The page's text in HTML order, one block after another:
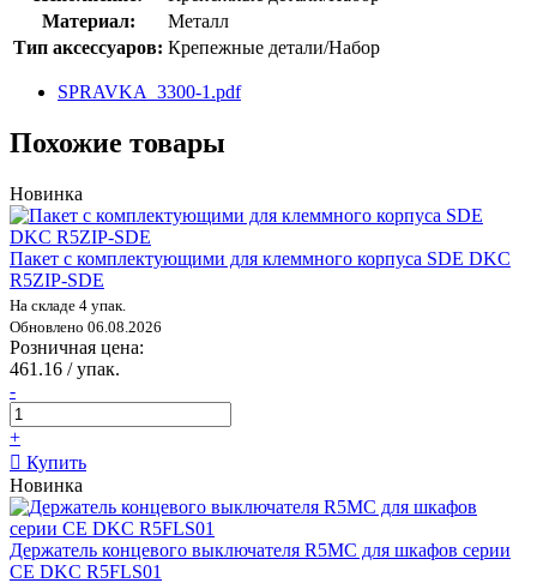
Материал:
Металл
Тип аксессуаров: Крепежные детали/Набор
SPRAVKA_3300-1.pdf
Похожие товары
Новинка
Пакет с комплектующими для клеммного корпуса SDE DKC
R5ZIP-SDE
На складе 4 упак.
Обновлено 06.08.2026
Розничная цена:
461.16 / упак.
-
+
Купить
Новинка
Держатель концевого выключателя R5MC для шкафов серии
CE DKC R5FLS01